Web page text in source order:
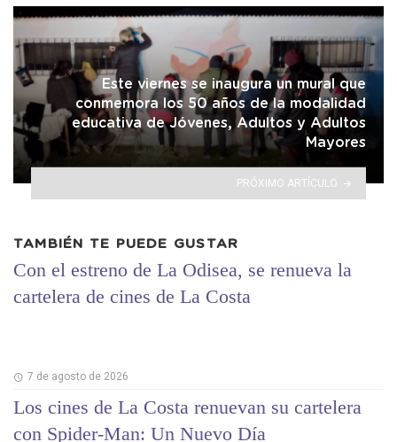
Este viernes se inaugura un mural que
conmemora los 50 años de la modalidad
educativa de Jóvenes, Adultos y Adultos
Mayores
PRÓXIMO ARTÍCULO
TAMBIÉN TE PUEDE GUSTAR
Con el estreno de La Odisea, se renueva la
cartelera de cines de La Costa
7 de agosto de 2026
Los cines de La Costa renuevan su cartelera
con Spider-Man: Un Nuevo Día